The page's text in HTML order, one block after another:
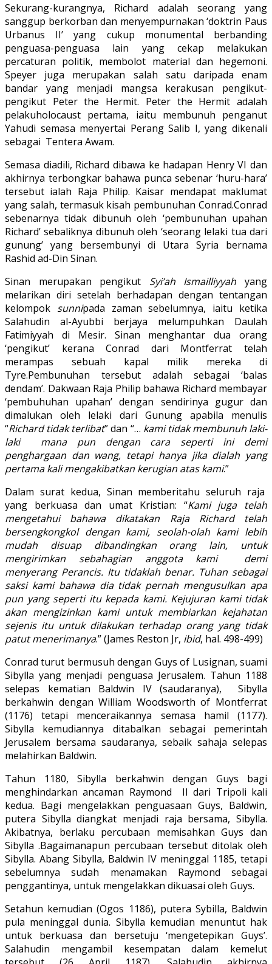
Sekurang-kurangnya, Richard adalah seorang yang
sanggup berkorban dan menyempurnakan ‘doktrin Paus
Urbanus II’ yang cukup monumental berbanding
penguasa-penguasa lain yang cekap melakukan
percaturan politik, membolot material dan hegemoni.
Speyer juga merupakan salah satu daripada enam
bandar yang menjadi mangsa kerakusan pengikut-
pengikut Peter the Hermit. Peter the Hermit adalah
pelakuholocaust pertama, iaitu membunuh penganut
Yahudi semasa menyertai Perang Salib I, yang dikenali
sebagai Tentera Awam.
Semasa diadili, Richard dibawa ke hadapan Henry VI dan
akhirnya terbongkar bahawa punca sebenar ‘huru-hara’
tersebut ialah Raja Philip. Kaisar mendapat maklumat
yang salah, termasuk kisah pembunuhan Conrad.Conrad
sebenarnya tidak dibunuh oleh ‘pembunuhan upahan
Richard’ sebaliknya dibunuh oleh ‘seorang lelaki tua dari
gunung’ yang bersembunyi di Utara Syria bernama
Rashid ad-Din Sinan.
Sinan merupakan pengikut Syi’ah Ismailliyyah yang
melarikan diri setelah berhadapan dengan tentangan
kelompok sunnipada zaman sebelumnya, iaitu ketika
Salahudin al-Ayubbi berjaya melumpuhkan Daulah
Fatimiyyah di Mesir. Sinan menghantar dua orang
‘pengikut’ kerana Conrad dari Montferrat telah
merampas sebuah kapal milik mereka di
Tyre.Pembunuhan tersebut adalah sebagai ‘balas
dendam’. Dakwaan Raja Philip bahawa Richard membayar
‘pembuhuhan upahan’ dengan sendirinya gugur dan
dimalukan oleh lelaki dari Gunung apabila menulis
“Richard tidak terlibat” dan “… kami tidak membunuh laki-
laki mana pun dengan cara seperti ini demi
penghargaan dan wang, tetapi hanya jika dialah yang
pertama kali mengakibatkan kerugian atas kami.”
Dalam surat kedua, Sinan memberitahu seluruh raja
yang berkuasa dan umat Kristian: “Kami juga telah
mengetahui bahawa dikatakan Raja Richard telah
bersengkongkol dengan kami, seolah-olah kami lebih
mudah disuap dibandingkan orang lain, untuk
mengirimkan sebahagian anggota kami demi
menyerang Perancis. Itu tidaklah benar. Tuhan sebagai
saksi kami bahawa dia tidak pernah mengusulkan apa
pun yang seperti itu kepada kami. Kejujuran kami tidak
akan mengizinkan kami untuk membiarkan kejahatan
sejenis itu untuk dilakukan terhadap orang yang tidak
patut menerimanya.” (James Reston Jr, ibid, hal. 498-499)
Conrad turut bermusuh dengan Guys of Lusignan, suami
Sibylla yang menjadi penguasa Jerusalem. Tahun 1188
selepas kematian Baldwin IV (saudaranya), Sibylla
berkahwin dengan William Woodsworth of Montferrat
(1176) tetapi menceraikannya semasa hamil (1177).
Sibylla kemudiannya ditabalkan sebagai pemerintah
Jerusalem bersama saudaranya, sebaik sahaja selepas
melahirkan Baldwin.
Tahun 1180, Sibylla berkahwin dengan Guys bagi
menghindarkan ancaman Raymond II dari Tripoli kali
kedua. Bagi mengelakkan penguasaan Guys, Baldwin,
putera Sibylla diangkat menjadi raja bersama, Sibylla.
Akibatnya, berlaku percubaan memisahkan Guys dan
Sibylla .Bagaimanapun percubaan tersebut ditolak oleh
Sibylla. Abang Sibylla, Baldwin IV meninggal 1185, tetapi
sebelumnya sudah menamakan Raymond sebagai
penggantinya, untuk mengelakkan dikuasai oleh Guys.
Setahun kemudian (Ogos 1186), putera Sybilla, Baldwin
pula meninggal dunia. Sibylla kemudian menuntut hak
untuk berkuasa dan bersetuju ‘mengetepikan Guys’.
Salahudin mengambil kesempatan dalam kemelut